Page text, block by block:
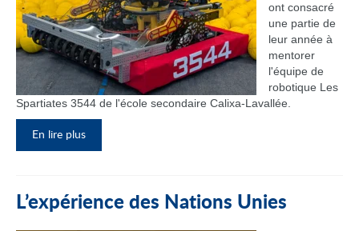
ont consacré
une partie de
leur année à
mentorer
l'équipe de
robotique Les
Spartiates 3544 de l'école secondaire Calixa-Lavallée.
En lire plus
L’expérience des Nations Unies